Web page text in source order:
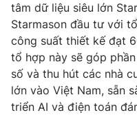
THỜI BÁO VTV
Theo dõi báo trên
tâm dữ liệu siêu lớn
Starmason đầu tư với
công suất thiết kế đạt
tổ hợp này sẽ góp
số và thu hút các nhà
lớn vào Việt Nam, sẵn
triển AI và điện toán